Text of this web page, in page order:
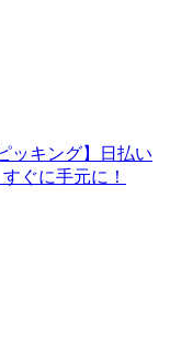
ッキング】日払い
ぐに手元に！